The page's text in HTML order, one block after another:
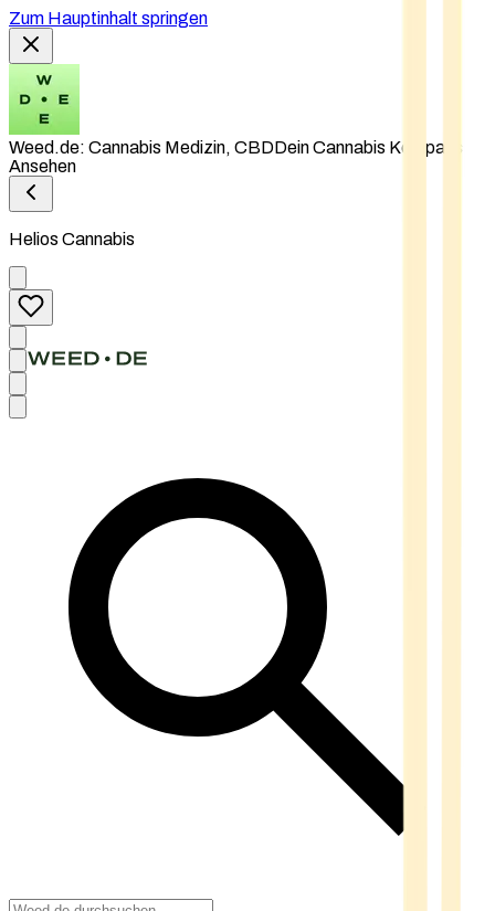
Zum Hauptinhalt springen
Weed.de: Cannabis Medizin, CBDDein Cannabis Kompass
Ansehen
Helios Cannabis